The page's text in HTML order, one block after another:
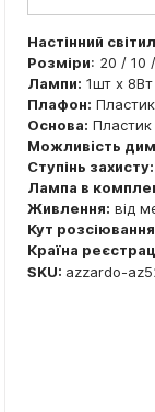
Настінний
Розміри: 20 / 10
Лампи: 1шт x
Плафон:
Основа: Пластик
Можливість
Ступінь захисту:
Лампа в
Живлення: від
Кут
Країна
SKU: azzardo-